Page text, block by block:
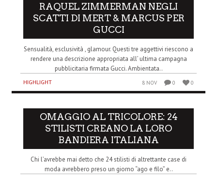
RAQUEL ZIMMERMAN NEGLI
SCATTI DI MERT & MARCUS PER
GUCCI
Sensualità, esclusività , glamour. Questi tre aggettivi riescono a
rendere una descrizione appropriata all’ ultima campagna
pubblicitaria firmata Gucci. Ambientata..
HIGHLIGHT 8 NOV 0 0
OMAGGIO AL TRICOLORE: 24
STILISTI CREANO LA LORO
BANDIERA ITALIANA
Chi l’avrebbe mai detto che 24 stilisti di altrettante case di
moda avrebbero preso un giorno “ago e filo” e..